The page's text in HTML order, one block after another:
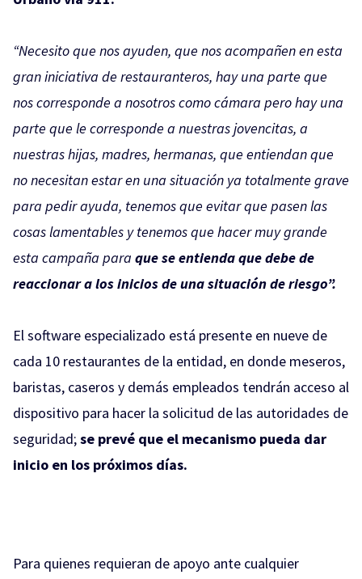
“Necesito que nos ayuden, que nos acompañen en esta
gran iniciativa de restauranteros, hay una parte que
nos corresponde a nosotros como cámara pero hay una
parte que le corresponde a nuestras jovencitas, a
nuestras hijas, madres, hermanas, que entiendan que
no necesitan estar en una situación ya totalmente grave
para pedir ayuda, tenemos que evitar que pasen las
cosas lamentables y tenemos que hacer muy grande
esta campaña para que se entienda que debe de
reaccionar a los inicios de una situación de riesgo”.
El software especializado está presente en nueve de
cada 10 restaurantes de la entidad, en donde meseros,
baristas, caseros y demás empleados tendrán acceso al
dispositivo para hacer la solicitud de las autoridades de
seguridad;se prevé que el mecanismo pueda dar
inicio en los próximos días.
Para quienes requieran de apoyo ante cualquier